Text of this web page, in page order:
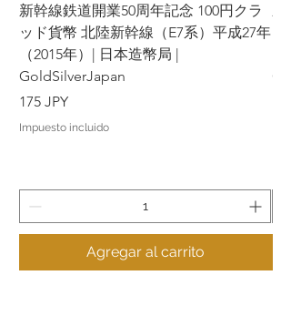
新幹線鉄道開業50周年記念 100円クラ
ッド貨幣 北陸新幹線（E7系）平成27年
（2015年）| 日本造幣局 |
GoldSilverJapan
Precio
175 JPY
Impuesto incluido
Agregar al carrito